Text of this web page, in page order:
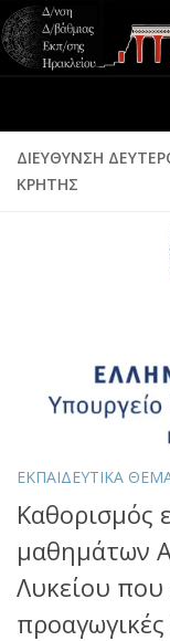
ΔΙΕΎΘΥΝΣΗ
ΚΡΉΤΗΣ
ΕΚΠΑΙΔΕΥΤΙΚΑ
Καθορισμός
μαθημάτων
Λυκείου που